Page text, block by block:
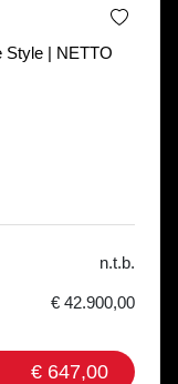
Style | NETTO
n.t.b.
€ 42.900,00
€ 647,00